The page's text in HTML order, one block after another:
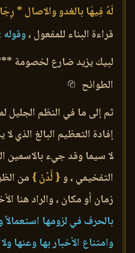
لَهُ فِيهَا بالغدو والاصال *
قراءة البناء للمفعول ،وقوله
لبيك يزيد ضارع لخصومة
الطوائح
ثم إلى ما في النظم الجليل
إفادة التعظيم البالغ
لا سيما وقد جيء بالاسمين
التفخيمي ، و{ لَّدُنْ } من
زمان أو مكان ، والراد هنا
بالحرف في لزومها
وامتناع الأخبار بها وعنها